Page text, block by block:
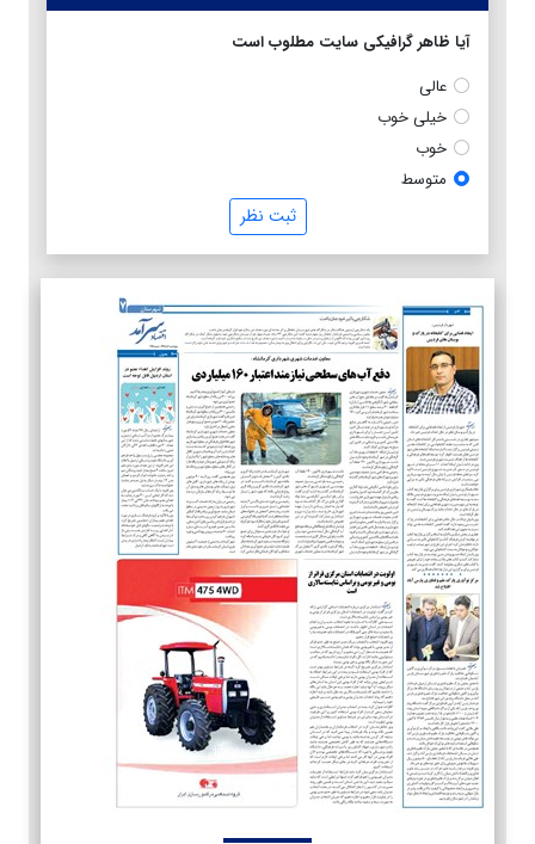
آیا ظاهر گرافیکی سایت مطلوب است
عالی
خیلی خوب
خوب
متوسط
ثبت نظر